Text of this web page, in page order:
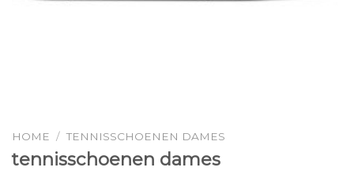
HOME / TENNISSCHOENEN DAMES
tennisschoenen dames